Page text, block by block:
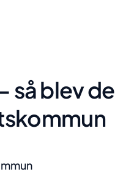
så blev de